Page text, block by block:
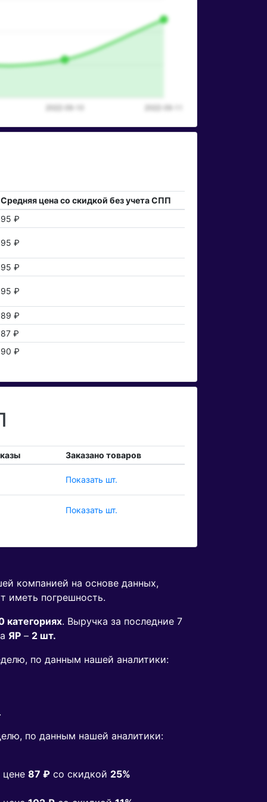
Средняя цена со скидкой без учета СПП
95 ₽
95 ₽
95 ₽
95 ₽
89 ₽
87 ₽
90 ₽
Заказано товаров
Показать шт.
Показать шт.
компанией на основе данных,
иметь погрешность.
категориях. Выручка за последние 7
ЯР – 2 шт.
по данным нашей аналитики:
по данным нашей аналитики:
87 ₽ co скидкой 25%